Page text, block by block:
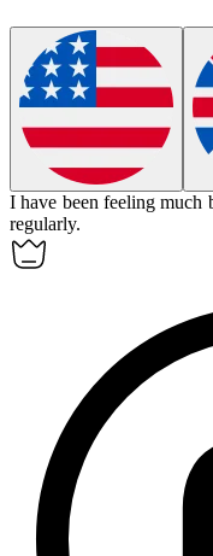
I have been feeling much
regularly.